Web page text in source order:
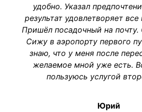
удобно. Указал
результат удовлетворяет все
Пришёл посадочный на почту.
Сижу в аэропорту первого
знаю, что у меня после
желаемое мной уже есть.
пользуюсь услугой
Юрий